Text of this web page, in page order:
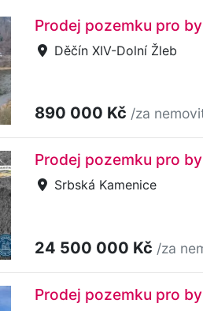
Prodej pozemku pro
Děčín XIV-Dolní Žleb
890 000 Kč /za
Prodej pozemku pro
Srbská Kamenice
24 500 000 Kč /za
Prodej pozemku pro